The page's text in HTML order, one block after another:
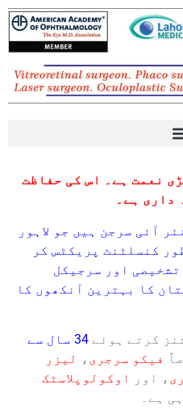
نعمت ہے۔ اس کی حفاظت
داری ہے۔
آئی سرجن ہیں جو لاہور
کنسلٹنٹ پریکٹس کر
اور سرجیکل
کا بہترین آنکھوں کا
کرتے ہوئے
34 سال سے
فیکو سرجری ، لیزر
، اور
اوکولوپلاسٹک
ہے۔